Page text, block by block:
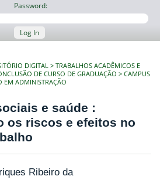
Password:
Log In
DIGITAL
TRABALHOS ACADÊMICOS E
DE CURSO DE GRADUAÇÃO
CAMPUS
EM ADMINISTRAÇÃO
e saúde :
os riscos e efeitos no
Ribeiro da